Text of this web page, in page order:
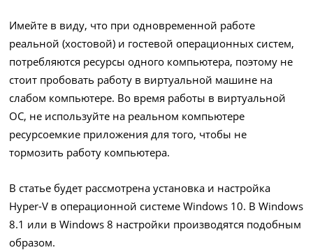
Имейте в виду, что при одновременной работе
реальной (хостовой) и гостевой операционных систем,
потребляются ресурсы одного компьютера, поэтому не
стоит пробовать работу в виртуальной машине на
слабом компьютере. Во время работы в виртуальной
ОС, не используйте на реальном компьютере
ресурсоемкие приложения для того, чтобы не
тормозить работу компьютера.
В статье будет рассмотрена установка и настройка
Hyper-V в операционной системе Windows 10. В Windows
8.1 или в Windows 8 настройки производятся подобным
образом.